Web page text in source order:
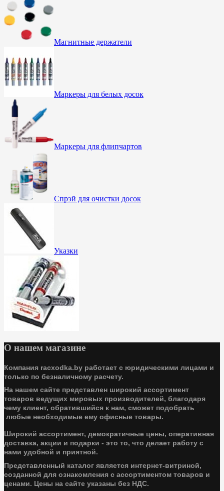
Магнитные держатели
Маркеры для белых досок
Маркеры для флипчартов
Спрэй для очистки досок
Указки
О нашем магазине
Компания racxodka.by работает с юридическими лицами и
только по безналичному расчету.
На нашем сайте представлен широкий ассортимент
товаров ведущих мировых производителей, благодаря
чему клиент, обратившийся к нам, сможет подобрать
любые необходимые ему офисные товары.
Широкий ассортимент, демократичные цены, оперативная
доставка, акции и подарки - это то, что делает работу с
нами удобной и приятной.
Представленный каталог является интернет-витриной,
созданной для ознакомления с ассортиментом товаров и
ценами. Цены на сайте указаны без НДС.